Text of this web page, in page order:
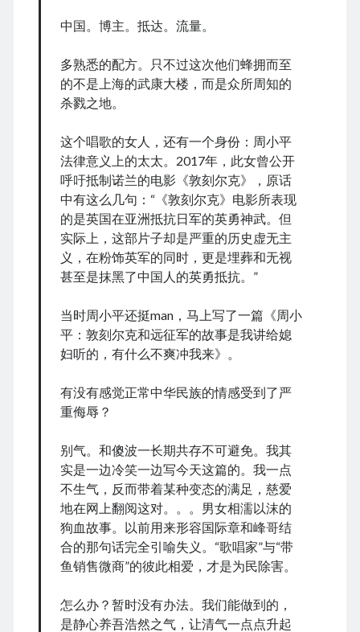
July 2025
May 2025
April 2025
March 2025
January 2025
December 2024
November 2024
October 2024
September 2024
August 2024
July 2024
June 2024
April 2024
March 2024
February 2024
November 2023
September 2023
July 2023
June 2023
May 2023
April 2023
March 2023
February 2023
January 2023
November 2022
September 2022
中国。博主。抵达。流量。
多熟悉的配方。只不过这次他们蜂拥而至
的不是上海的武康大楼，而是众所周知的
杀戮之地。
这个唱歌的女人，还有一个身份：周小平
法律意义上的太太。2017年，此女曾公开
呼吁抵制诺兰的电影《敦刻尔克》，原话
中有这么几句：​“《敦刻尔克》电影所表现
的是英国在亚洲抵抗日军的英勇神武。但
实际上，这部片子却是严重的历史虚无主
义，在粉饰英军的同时，更是埋葬和无视
甚至是抹黑了中国人的英勇抵抗。”
当时周小平还挺man，马上写了一篇《周小
平：敦刻尔克和远征军的故事是我讲给媳
妇听的，有什么不爽冲我来》。
有没有感觉正常中华民族的情感受到了严
重侮辱？
别气。和傻波一长期共存不可避免。我其
实是一边冷笑一边写今天这篇的。我一点
不生气，反而带着某种变态的满足，慈爱
地在网上翻阅这对。。。男女相濡以沫的
狗血故事。以前用来形容国际章和峰哥结
合的那句话完全引喻失义。“歌唱家”与“带
鱼销售微商”的彼此相爱，才是为民除害。
怎么办？暂时没有办法。我们能做到的，
是静心养吾浩然之气，让清气一点点升起